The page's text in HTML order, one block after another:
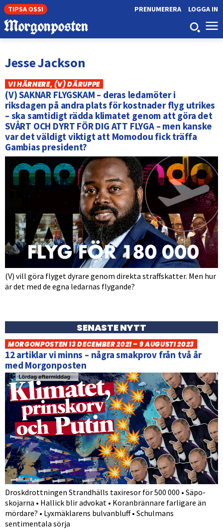
TIPSA OSS! LOGGA IN
PRENUMERERA
Jesse Jackson
VI HÄRNERE, (V) DÄRUPPE
(V) SAKNAR FLYGSKAM – deras ledamöter i
riksdagen på andra plats för kostnader flyg utrikes
– ska samtidigt rädda klimatet genom att göra det
SVÅRT OCH DYRT FÖR DIG ATT FLYGA – men kanske
var det väldigt viktigt att Momodou fick träffa
Gambias president?
(V) vill göra flyget dyrare genom direkta straffskatter. Men hur
är det med de egna ledarnas flygande?
SENASTE NYTT
MORGONPOSTEN 13 DECEMBER 2021 – 9 AUGUSTI 2023
12 artiklar vi minns – några smakprov från två år
med Morgonposten
Droskdrottningen Strandhälls taxiresor för 500 000 • Säpo-
skojarna • Hallick blir advokat • Koranbrännare farligare än
mördare? • Lyxmäklarens bulvanbluff • Schulmans
sentimentala sörja